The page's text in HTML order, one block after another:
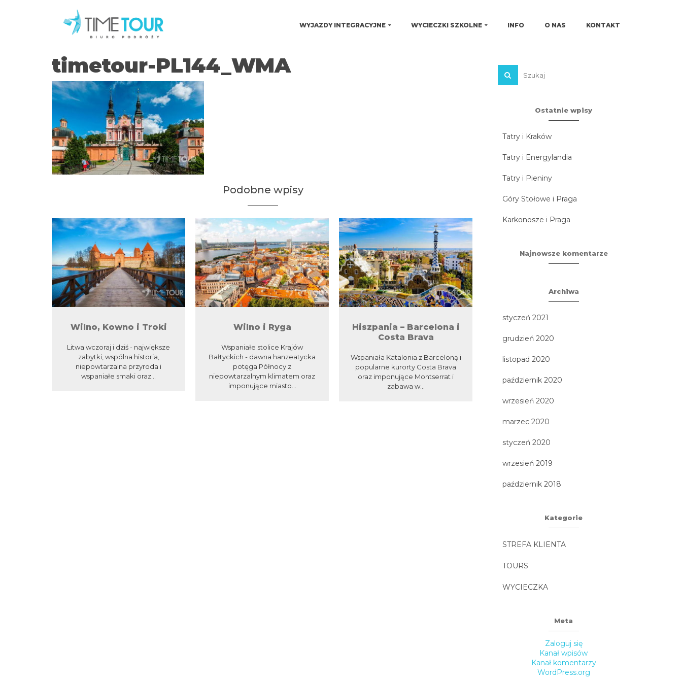
WYJAZDY INTEGRACYJNE WYCIECZKI SZKOLNE INFO O NAS KONTAKT
timetour-PL144_WMA
Podobne wpisy
Wilno, Kowno i Troki
Litwa wczoraj i dziś - największe
zabytki, wspólna historia,
niepowtarzalna przyroda i
wspaniałe smaki oraz...
Wilno i Ryga
Wspaniałe stolice Krajów
Bałtyckich - dawna hanzeatycka
potęga Północy z
niepowtarzalnym klimatem oraz
imponujące miasto...
Hiszpania – Barcelona i
Costa Brava
Wspaniała Katalonia z Barceloną i
popularne kurorty Costa Brava
oraz imponujące Montserrat i
zabawa w...
kopalnia Guido w Zabrzu - Studio
Białej - Zabytkowa Kopalnia...
Ostatnie wpisy
Tatry i Kraków
Tatry i Energylandia
Tatry i Pieniny
Góry Stołowe i Praga
Karkonosze i Praga
Najnowsze komentarze
Archiwa
styczeń 2021
grudzień 2020
listopad 2020
październik 2020
wrzesień 2020
marzec 2020
styczeń 2020
wrzesień 2019
październik 2018
Kategorie
STREFA KLIENTA
TOURS
WYCIECZKA
Meta
Zaloguj się
Kanał wpisów
Kanał komentarzy
WordPress.org